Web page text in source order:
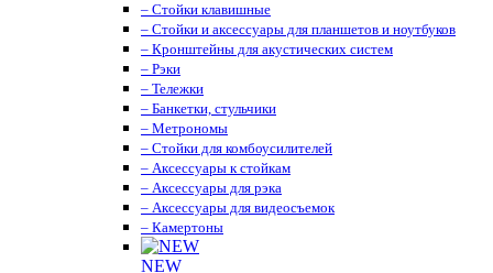
– Стойки клавишные
– Стойки и аксессуары для планшетов и ноутбуков
– Кронштейны для акустических систем
– Рэки
– Тележки
– Банкетки, стульчики
– Метрономы
– Стойки для комбоусилителей
– Аксессуары к стойкам
– Аксессуары для рэка
– Аксессуары для видеосъемок
– Камертоны
NEW